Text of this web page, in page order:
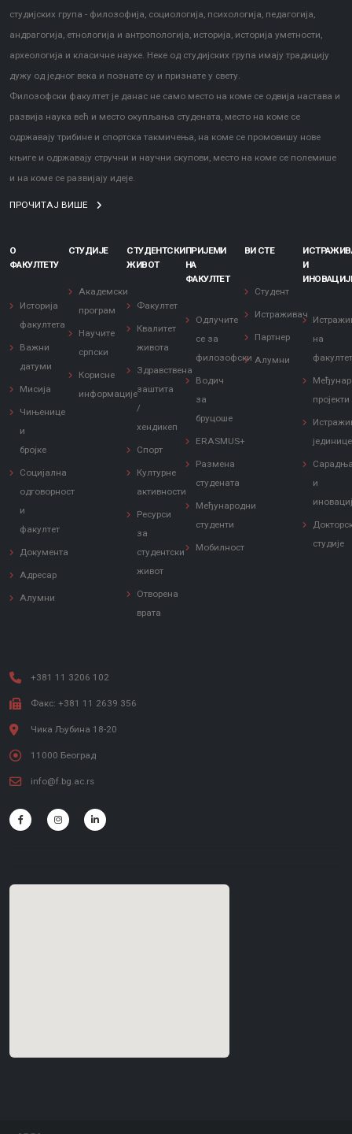
студијских група - филозофија, социологија, психологија, педагогија,
андрагогија, етнологија и антропологија, историја, историја уметности,
археологија и класичне науке. Неке од студијских група имају традицију
дужу од једног века и познате су и признате у свету.
Филозофски факултет је данас не само место на коме се одвија настава и
развија наука већ и место окупљања студената, место на коме се
одржавају трибине и спортска такмичења, на коме се промовишу нове
књиге и одржавају стручни и научни скупови, место на коме се полемише
и на коме се развијају идеје.
ПРОЧИТАЈ ВИШЕ
О
ФАКУЛТЕТУ
Историја
факултета
Важни
датуми
Мисија
Чињенице
и
бројке
Социјална
одговорност
и
факултет
Документа
Адресар
Алумни
СТУДИЈЕ
Академски
програм
Научите
српски
Корисне
информације
СТУДЕНТСКИ
ЖИВОТ
Факултет
Квалитет
живота
Здравствена
заштита
/
хендикеп
Спорт
Културне
активности
Ресурси
за
студентски
живот
Отворена
врата
ПРИЈЕМИ
НА
ФАКУЛТЕТ
Одлучите
се за
филозофски
Водич
за
бруцоше
ERASMUS+
Размена
студената
Међународни
студенти
Мобилност
ВИ СТЕ
Студент
Истраживач
Партнер
Алумни
И
на
пројекти
јединице
и
студије
+381 11 3206 102
Факс: +381 11 2639 356
Чика Љубина 18-20
11000 Београд
info@f.bg.ac.rs